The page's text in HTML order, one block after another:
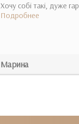
Хочу собі такі, дуже
Подробнее
Марина